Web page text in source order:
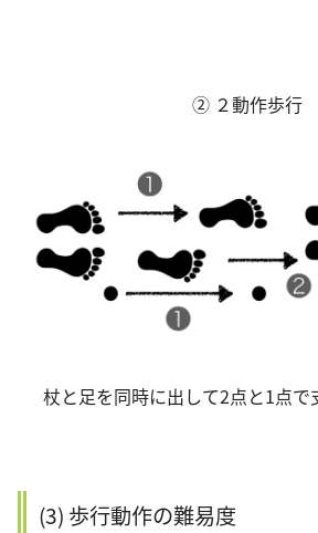
② ２動作歩行
杖と足を同時に出して2点と1点で
(3) 歩行動作の難易度